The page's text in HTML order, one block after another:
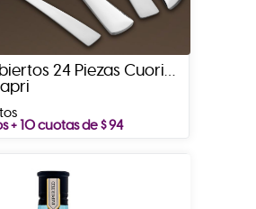
24 Piezas Cuori
+ 10 cuotas de $ 94